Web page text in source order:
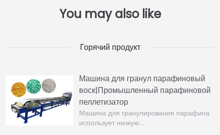
Горячий продукт
Машина для гранул парафиновый
воск|Промышленный парафиновой
пеллетизатор
Машина для гранулирования парафина
использует низкую…